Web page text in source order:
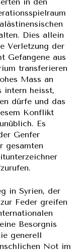
Dies allein
Verletzung der
Gefangene aus
transferieren
Mass an
intern heisst,
dürfe und das
Konflikt
Es
Genfer
gesamten
in Syrien, der
Feder greifen
Besorgnis
generell
Not im